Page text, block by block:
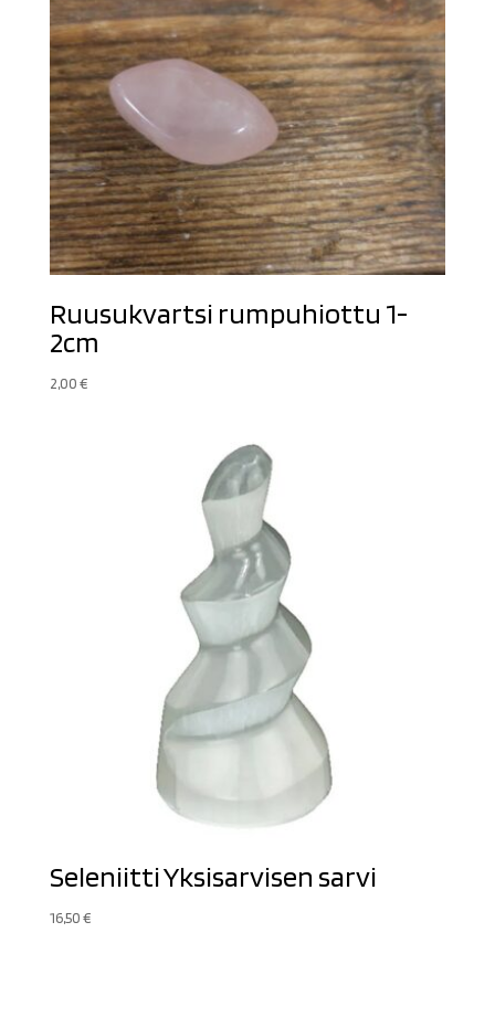
Ruusukvartsi rumpuhiottu 1-
2cm
2,00€
Seleniitti Yksisarvisen sarvi
16,50€